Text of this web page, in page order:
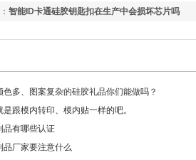
智能ID卡通硅胶钥匙扣在生产中会损坏芯片吗
色多、图案复杂的硅胶礼品你们能做吗？
是跟模内转印、模内贴一样的吧。
品有哪些认证
品厂家要注意什么